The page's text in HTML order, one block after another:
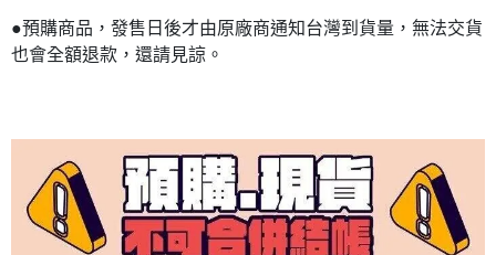
●預購商品，發售日後才由原廠商通知台灣到貨量，無法交貨
也會全額退款，還請見諒。